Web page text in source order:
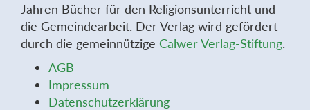
Jahren Bücher für den Religionsunterricht und
die Gemeindearbeit. Der Verlag wird gefördert
durch die gemeinnützige Calwer Verlag-Stiftung.
AGB
Impressum
Datenschutzerklärung